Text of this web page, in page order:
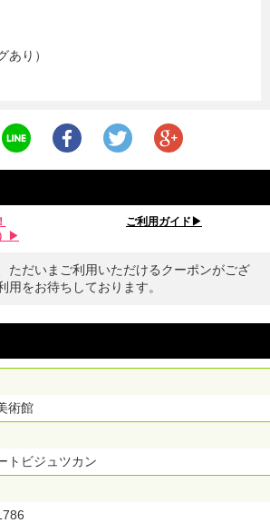
あり）
▶︎
ご利用ガイド▶︎
ただいまご利用いただけるクーポンがござ
用をお待ちしております。
術館
トビジュツカン